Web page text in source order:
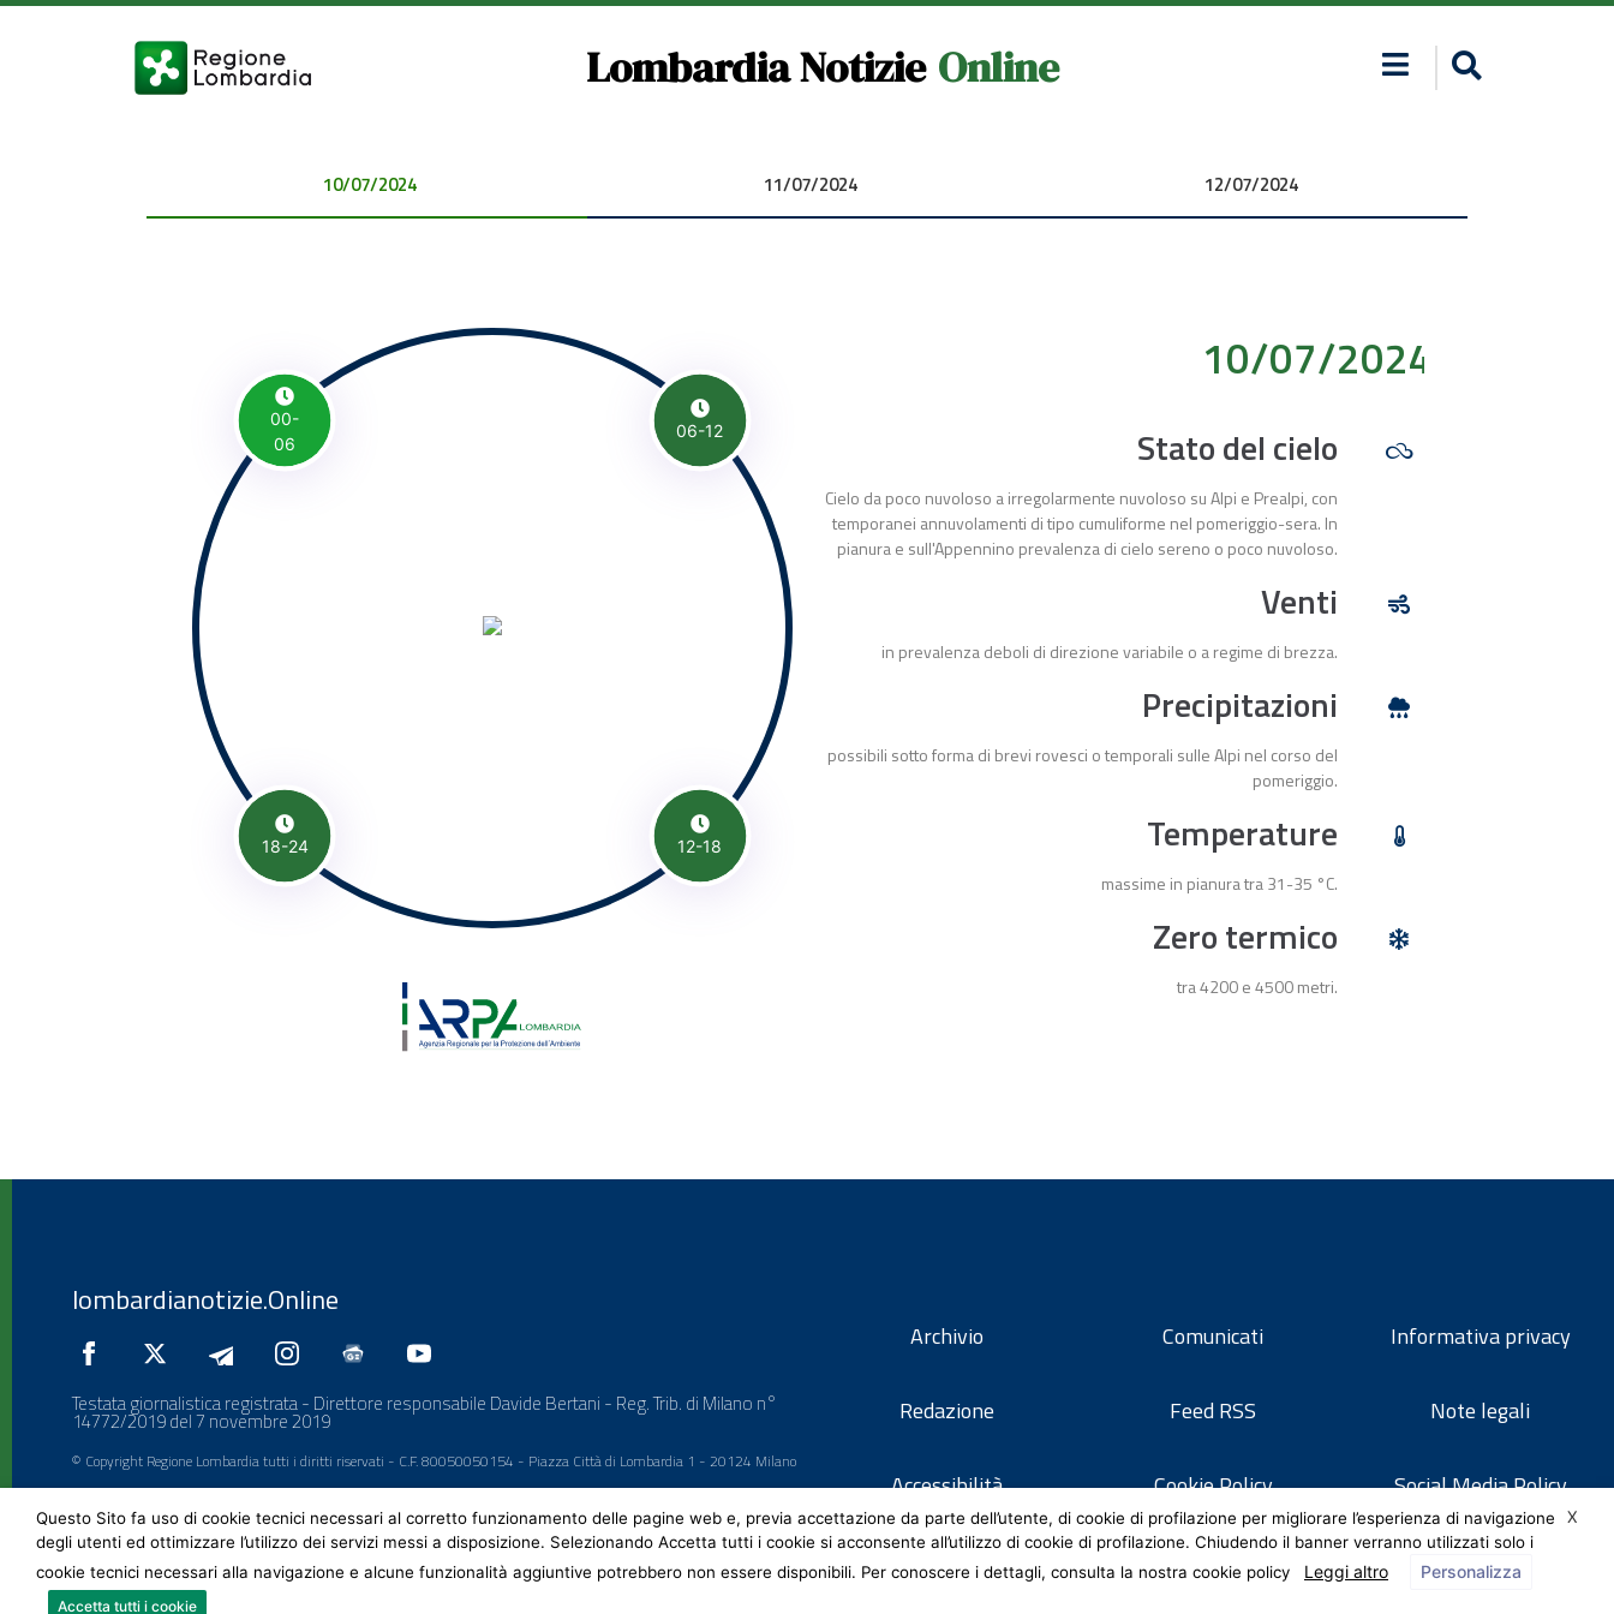
Lombardia Notizie Online
10/07/2024 00:00:00 11/07/2024 00:00:00 12/07/2024 00:00:00
00-
06
06-12
18-24 12-18
10/07/2024 00:00:00
Stato del cielo
Cielo da poco nuvoloso a irregolarmente nuvoloso su Alpi e Prealpi, con
temporanei annuvolamenti di tipo cumuliforme nel pomeriggio-sera. In
pianura e sull'Appennino prevalenza di cielo sereno o poco nuvoloso.
Venti
in prevalenza deboli di direzione variabile o a regime di brezza.
Precipitazioni
possibili sotto forma di brevi rovesci o temporali sulle Alpi nel corso del
pomeriggio.
Temperature
massime in pianura tra 31-35 °C.
Zero termico
tra 4200 e 4500 metri.
lombardianotizie.Online
Testata giornalistica registrata - Direttore responsabile Davide Bertani - Reg. Trib. di Milano n°
14772/2019 del 7 novembre 2019
© Copyright Regione Lombardia tutti i diritti riservati - C.F. 80050050154 - Piazza Città di Lombardia 1 - 20124 Milano
Archivio
Redazione
Accessibilità
Comunicati
Feed RSS
Cookie Policy
Informativa privacy
Note legali
Social Media Policy
X
Questo Sito fa uso di cookie tecnici necessari al corretto funzionamento delle pagine web e, previa accettazione da parte dell’utente, di cookie di profilazione per migliorare l’esperienza di navigazione
degli utenti ed ottimizzare l’utilizzo dei servizi messi a disposizione. Selezionando Accetta tutti i cookie si acconsente all’utilizzo di cookie di profilazione. Chiudendo il banner verranno utilizzati solo i
cookie tecnici necessari alla navigazione e alcune funzionalità aggiuntive potrebbero non essere disponibili. Per conoscere i dettagli, consulta la nostra cookie policy
Leggi altro Personalizza
Accetta tutti i cookie